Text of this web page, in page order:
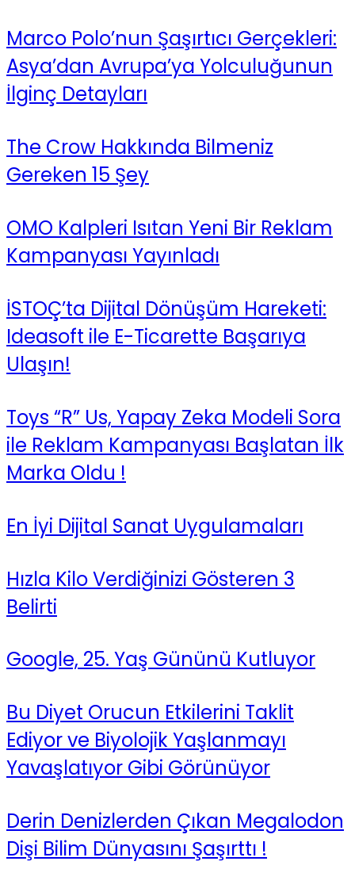
Marco Polo’nun Şaşırtıcı Gerçekleri:
Asya’dan Avrupa’ya Yolculuğunun
İlginç Detayları
The Crow Hakkında Bilmeniz
Gereken 15 Şey
OMO Kalpleri Isıtan Yeni Bir Reklam
Kampanyası Yayınladı
İSTOÇ’ta Dijital Dönüşüm Hareketi:
Ideasoft ile E-Ticarette Başarıya
Ulaşın!
Toys “R” Us, Yapay Zeka Modeli Sora
ile Reklam Kampanyası Başlatan İlk
Marka Oldu !
En İyi Dijital Sanat Uygulamaları
Hızla Kilo Verdiğinizi Gösteren 3
Belirti
Google, 25. Yaş Gününü Kutluyor
Bu Diyet Orucun Etkilerini Taklit
Ediyor ve Biyolojik Yaşlanmayı
Yavaşlatıyor Gibi Görünüyor
Derin Denizlerden Çıkan Megalodon
Dişi Bilim Dünyasını Şaşırttı !